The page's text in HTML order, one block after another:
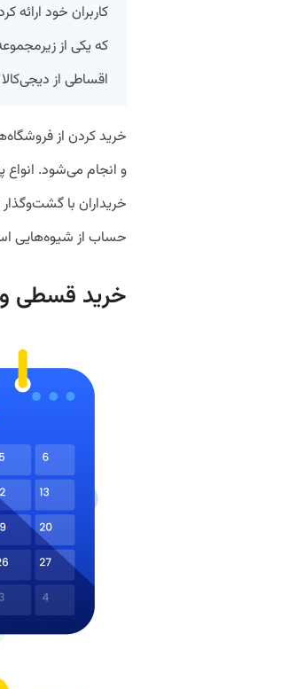
کاربران خود
که یکی از
اقساطی از
خرید کردن از
و انجام می‌شود. انواع
خریداران با
حساب از شیوه‌هایی
خرید قسطی و